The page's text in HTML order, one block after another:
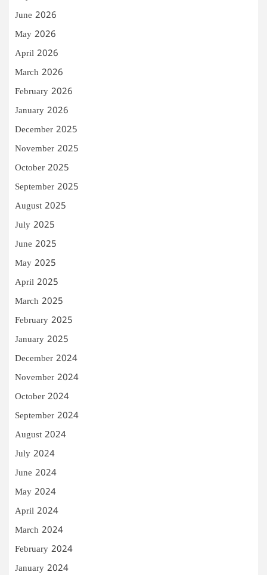
June 2026
May 2026
April 2026
March 2026
February 2026
January 2026
December 2025
November 2025
October 2025
September 2025
August 2025
July 2025
June 2025
May 2025
April 2025
March 2025
February 2025
January 2025
December 2024
November 2024
October 2024
September 2024
August 2024
July 2024
June 2024
May 2024
April 2024
March 2024
February 2024
January 2024